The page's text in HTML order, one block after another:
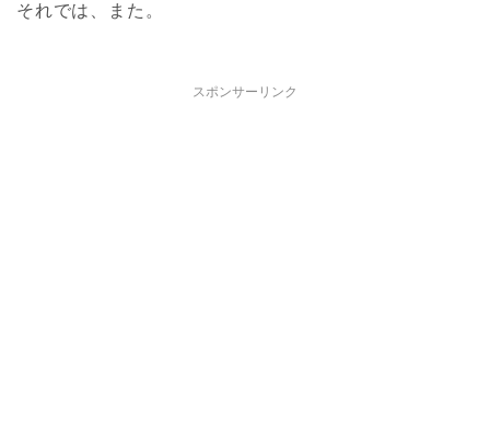
それでは、また。
スポンサーリンク